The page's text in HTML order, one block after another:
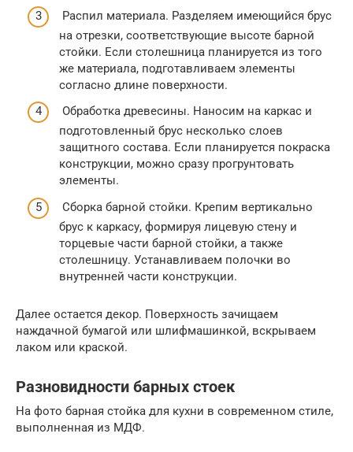
Распил материала. Разделяем имеющийся брус
на отрезки, соответствующие высоте барной
стойки. Если столешница планируется из того
же материала, подготавливаем элементы
согласно длине поверхности.
Обработка древесины. Наносим на каркас и
подготовленный брус несколько слоев
защитного состава. Если планируется покраска
конструкции, можно сразу прогрунтовать
элементы.
Сборка барной стойки. Крепим вертикально
брус к каркасу, формируя лицевую стену и
торцевые части барной стойки, а также
столешницу. Устанавливаем полочки во
внутренней части конструкции.
Далее остается декор. Поверхность зачищаем
наждачной бумагой или шлифмашинкой, вскрываем
лаком или краской.
Разновидности барных стоек
На фото барная стойка для кухни в современном стиле,
выполненная из МДФ.